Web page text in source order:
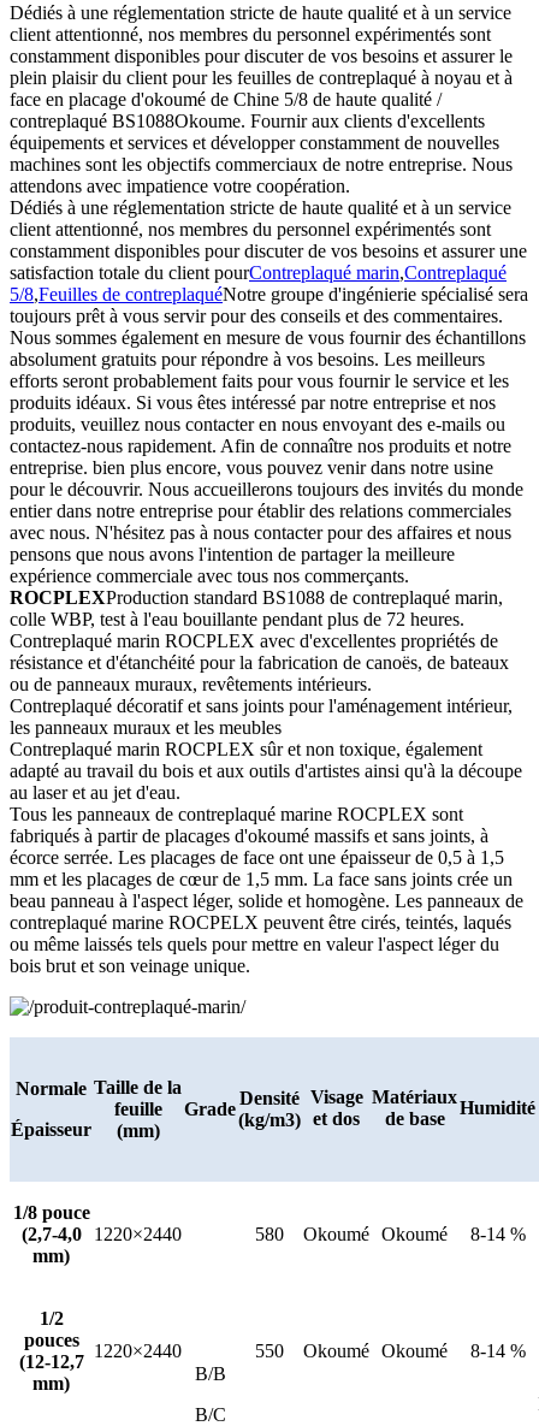
Dédiés à une réglementation stricte de haute qualité et à un service
client attentionné, nos membres du personnel expérimentés sont
constamment disponibles pour discuter de vos besoins et assurer le
plein plaisir du client pour les feuilles de contreplaqué à noyau et à
face en placage d'okoumé de Chine 5/8 de haute qualité /
contreplaqué BS1088Okoume. Fournir aux clients d'excellents
équipements et services et développer constamment de nouvelles
machines sont les objectifs commerciaux de notre entreprise. Nous
attendons avec impatience votre coopération.
Dédiés à une réglementation stricte de haute qualité et à un service
client attentionné, nos membres du personnel expérimentés sont
constamment disponibles pour discuter de vos besoins et assurer une
satisfaction totale du client pourContreplaqué marin,Contreplaqué
5/8,Feuilles de contreplaquéNotre groupe d'ingénierie spécialisé sera
toujours prêt à vous servir pour des conseils et des commentaires.
Nous sommes également en mesure de vous fournir des échantillons
absolument gratuits pour répondre à vos besoins. Les meilleurs
efforts seront probablement faits pour vous fournir le service et les
produits idéaux. Si vous êtes intéressé par notre entreprise et nos
produits, veuillez nous contacter en nous envoyant des e-mails ou
contactez-nous rapidement. Afin de connaître nos produits et notre
entreprise. bien plus encore, vous pouvez venir dans notre usine
pour le découvrir. Nous accueillerons toujours des invités du monde
entier dans notre entreprise pour établir des relations commerciales
avec nous. N'hésitez pas à nous contacter pour des affaires et nous
pensons que nous avons l'intention de partager la meilleure
expérience commerciale avec tous nos commerçants.
ROCPLEXProduction standard BS1088 de contreplaqué marin,
colle WBP, test à l'eau bouillante pendant plus de 72 heures.
Contreplaqué marin ROCPLEX avec d'excellentes propriétés de
résistance et d'étanchéité pour la fabrication de canoës, de bateaux
ou de panneaux muraux, revêtements intérieurs.
Contreplaqué décoratif et sans joints pour l'aménagement intérieur,
les panneaux muraux et les meubles
Contreplaqué marin ROCPLEX sûr et non toxique, également
adapté au travail du bois et aux outils d'artistes ainsi qu'à la découpe
au laser et au jet d'eau.
Tous les panneaux de contreplaqué marine ROCPLEX sont
fabriqués à partir de placages d'okoumé massifs et sans joints, à
écorce serrée. Les placages de face ont une épaisseur de 0,5 à 1,5
mm et les placages de cœur de 1,5 mm. La face sans joints crée un
beau panneau à l'aspect léger, solide et homogène. Les panneaux de
contreplaqué marine ROCPELX peuvent être cirés, teintés, laqués
ou même laissés tels quels pour mettre en valeur l'aspect léger du
bois brut et son veinage unique.
Normale
Épaisseur
Taille de la
feuille
(mm)
Grade
Densité
(kg/m3)
Visage
et dos
Matériaux
de base
Humidité
1/8 pouce
(2,7-4,0
mm)
1220×2440
B/B
B/C
580 Okoumé Okoumé 8-14 %
1/2
pouces
(12-12,7
mm)
1220×2440 550 Okoumé Okoumé 8-14 %